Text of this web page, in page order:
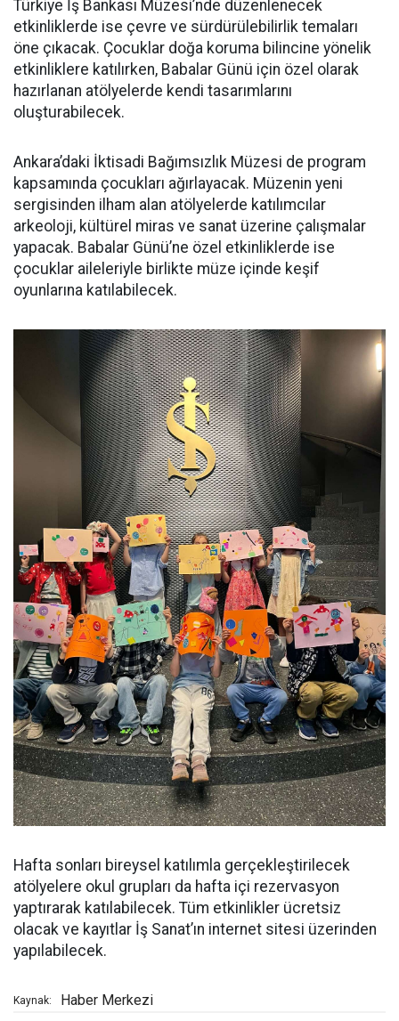
Türkiye İş Bankası Müzesi’nde düzenlenecek
etkinliklerde ise çevre ve sürdürülebilirlik temaları
öne çıkacak. Çocuklar doğa koruma bilincine yönelik
etkinliklere katılırken, Babalar Günü için özel olarak
hazırlanan atölyelerde kendi tasarımlarını
oluşturabilecek.
Ankara’daki İktisadi Bağımsızlık Müzesi de program
kapsamında çocukları ağırlayacak. Müzenin yeni
sergisinden ilham alan atölyelerde katılımcılar
arkeoloji, kültürel miras ve sanat üzerine çalışmalar
yapacak. Babalar Günü’ne özel etkinliklerde ise
çocuklar aileleriyle birlikte müze içinde keşif
oyunlarına katılabilecek.
Hafta sonları bireysel katılımla gerçekleştirilecek
atölyelere okul grupları da hafta içi rezervasyon
yaptırarak katılabilecek. Tüm etkinlikler ücretsiz
olacak ve kayıtlar İş Sanat’ın internet sitesi üzerinden
yapılabilecek.
Kaynak: Haber Merkezi